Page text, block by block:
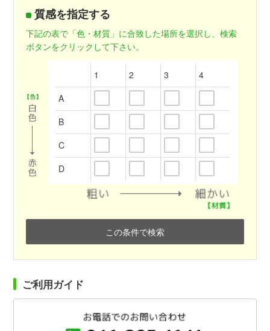
質感を指定する
下記の表で「色・材質」に合致した場所を選択し、検索
ボタンをクリックして下さい。
1 2 3
4
A
B
C
D
この条件で検索
ご利用ガイド